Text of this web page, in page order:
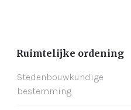
Ruimtelijke ordening
Stedenbouwkundige
bestemming